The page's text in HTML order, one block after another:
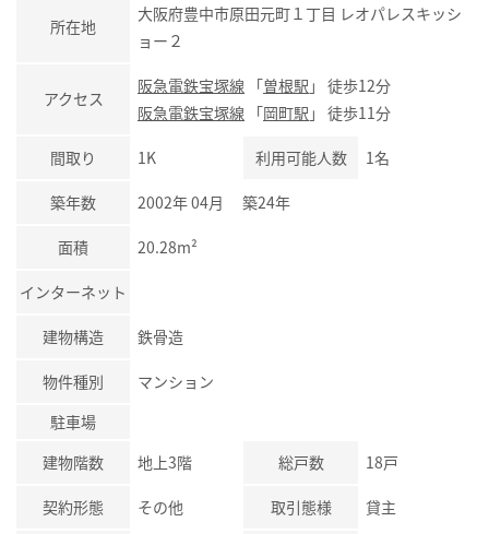
所在地
大阪府豊中市原田元町１丁目 レオパレスキッシ
ョー２
アクセス
阪急電鉄宝塚線 「曽根駅 」 徒歩12分
阪急電鉄宝塚線 「岡町駅 」 徒歩11分
間取り 1K 利用可能人数 1名
築年数 2002年 04月 築24年
面積 20.28m²
インターネット
建物構造 鉄骨造
物件種別
マンション
駐車場
建物階数
地上3階 総戸数 18戸
契約形態 その他 取引態様
貸主